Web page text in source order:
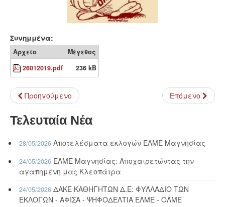
Συνημμένα:
Αρχείο
Μέγεθος
26012019.pdf
236 kB
Προηγούμενο Επόμενο
Τελευταία Νέα
28/05/2026 Αποτελέσματα εκλογών ΕΛΜΕ Μαγνησίας
24/05/2026 ΕΛΜΕ Μαγνησίας: Αποχαιρετώντας την
αγαπημένη μας Κλεοπάτρα
24/05/2026 ΔΑΚΕ ΚΑΘΗΓΗΤΩΝ Δ.Ε: ΦΥΛΛΑΔΙΟ ΤΩΝ
ΕΚΛΟΓΩΝ - ΑΦΙΣΑ - ΨΗΦΟΔΕΛΤΙΑ ΕΛΜΕ - ΟΛΜΕ